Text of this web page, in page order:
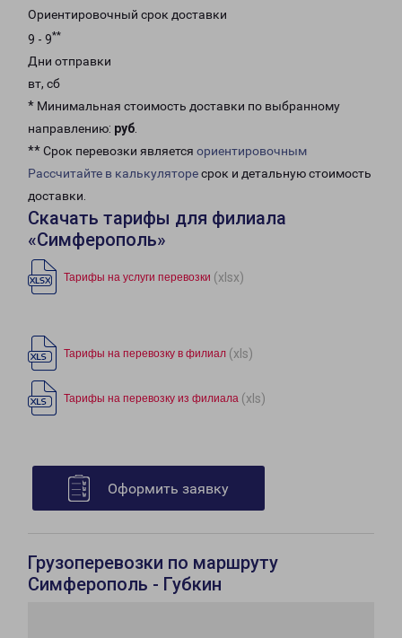
Ориентировочный срок доставки
9 - 9**
Дни отправки
вт, сб
* Минимальная стоимость доставки по выбранному
направлению: руб.
** Срок перевозки является ориентировочным
Рассчитайте в калькуляторесрок и детальную стоимость
доставки.
Скачать тарифы для филиала
«Симферополь»
Тарифы на услуги перевозки (xlsx)
Тарифы на перевозку в филиал (xls)
Тарифы на перевозку из филиала (xls)
Оформить заявку
Грузоперевозки по маршруту
Симферополь - Губкин